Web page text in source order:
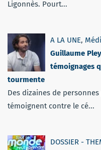
Ligonnès. Pourt...
A LA UNE,
Guillaume
témoignages
tourmente
Des dizaines de personnes
témoignent contre le cé...
DOSSIER -